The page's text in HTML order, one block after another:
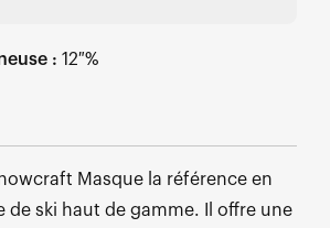
: 12 %
Masque la référence en
de ski haut de gamme. Il offre une